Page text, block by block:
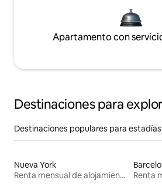
Apartamento con
Destinaciones para
Destinaciones populares para
Nueva York
Renta mensual de alojamientos